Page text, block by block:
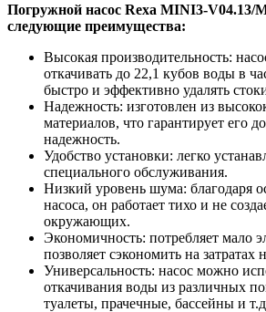
Погружной насос Rexa MINI3-V04.13/
следующие преимущества:
Высокая производительность:
откачивать до 22,1 кубов воды в
быстро и эффективно удалять
Надежность: изготовлен из
материалов, что гарантирует его
надежность.
Удобство установки: легко
специального обслуживания.
Низкий уровень шума: благодаря
насоса, он работает тихо и не
окружающих.
Экономичность: потребляет мало
позволяет сэкономить на затратах
Универсальность: насос можно
откачивания воды из различных
туалеты, прачечные, бассейны и